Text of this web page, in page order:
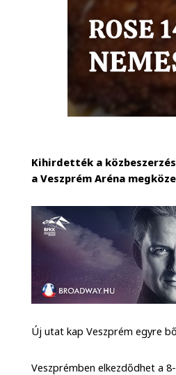
Kihirdették a
a Veszprém Aréna
Új utat kap Veszprém egyre
Veszprémben elkezdődhet a